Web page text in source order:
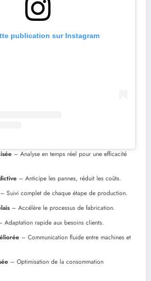
publication sur Instagram
– Analyse en temps réel pour une efficacité
– Anticipe les pannes, réduit les coûts.
– Suivi complet de chaque étape de production.
– Accélère le processus de fabrication.
Adaptation rapide aux besoins clients.
– Communication fluide entre machines et
– Optimisation de la consommation